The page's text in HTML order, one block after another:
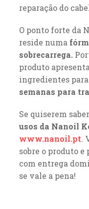
reparação do
O ponto forte da
reside numa
sobrecarrega.
produto
ingredientes
semanas para
Se quiserem
usos da Nanoil
www.nanoil.pt.
sobre o produto e
com entrega
se vale a pena!